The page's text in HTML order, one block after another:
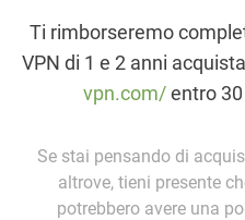
Ti rimborseremo
VPN di 1 e 2 anni
vpn.com/entro 30
Se stai pensando di
altrove, tieni presente
potrebbero avere una